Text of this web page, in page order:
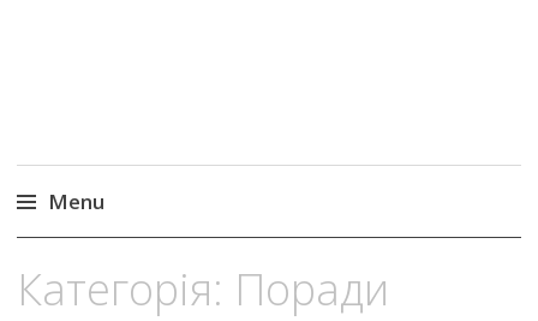
Menu
to
Категорія: Поради